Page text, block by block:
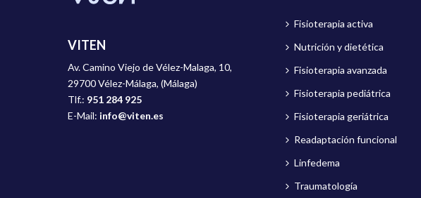
VITEN
Av. Camino Viejo de Vélez-Malaga, 10,
29700 Vélez-Málaga, (Málaga)
Tlf.: 951 284 925
E-Mail: info@viten.es
Fisioterapia activa
Nutrición y dietética
Fisioterapia avanzada
Fisioterapia pediátrica
Fisioterapia geriátrica
Readaptación funcional
Linfedema
Traumatología